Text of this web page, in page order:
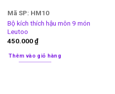
Mã SP: HM10
Bộ kích thích hậu môn 9 món
Leutoo
450.000₫
Thêm vào giỏ hàng